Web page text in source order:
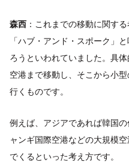
森西 ：これまでの移動に関す
「ハブ・アンド・スポーク」
ろうといわれていました。具
空港まで移動し、そこから小
行くものです。
例えば、アジアであれば韓国
ャンギ国際空港などの大規模
でくるといった考え方です。